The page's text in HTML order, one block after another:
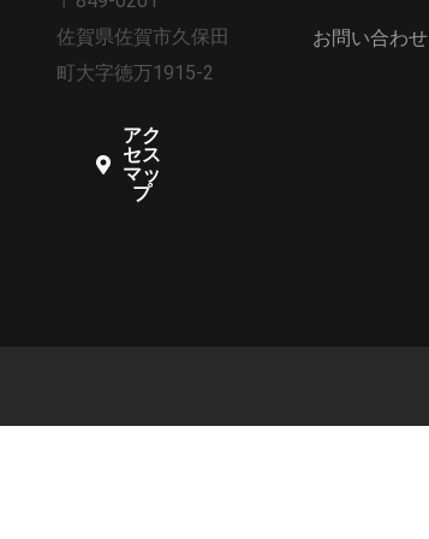
佐賀県佐賀市久保田
町大字徳万1915-2
アク
セス
マッ
プ
お問い合わせ